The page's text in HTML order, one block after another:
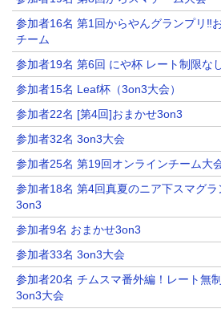
参加者16名 第1回からやんグランプリ‼️
チーム
参加者19名 第6回 にや杯 レート制限な
参加者15名 Leaf杯（3on3大会）
参加者22名 [第4回]おまかせ3on3
参加者32名 3on3大会
参加者25名 第19回オンラインチーム大
参加者18名 第4回真夏のニア下スマグラ
3on3
参加者9名 おまかせ3on3
参加者33名 3on3大会
参加者20名 チムスマ番外編！レート無
3on3大会